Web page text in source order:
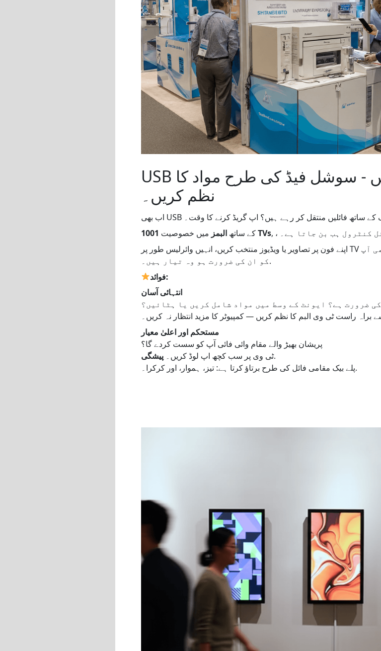
USB ڈرائیوز کو الوداع کہیں - سوشل فیڈ کی طرح مواد کا
نظم کریں۔
کے ساتھ البمز میں خصوصیت 1001 TVs
اپنے فون پر تصاویر یا ویڈیوز منتخب کریں، انہیں وائرلیس طور پر TV کے البم پر اپ لوڈ کریں، اور جب بھی آپ
کو ان کی ضرورت ہو وہ تیار ہیں۔.
فوائد:
انتہائی آسان
ضرورت ہے؟ ایونٹ کے وسط میں مواد شامل کریں یا ہٹائیں؟
مستحکم اور اعلیٰ معیار
پریشان بھیڑ والے مقام وائی فائی آپ کو سست کردے گا؟
ٹی وی پر سب کچھ اپ لوڈ کریں۔ پیشگی
.
پلے بیک مقامی فائل کی طرح برتاؤ کرتا ہے: تیز، ہموار، اور کرکرا۔.